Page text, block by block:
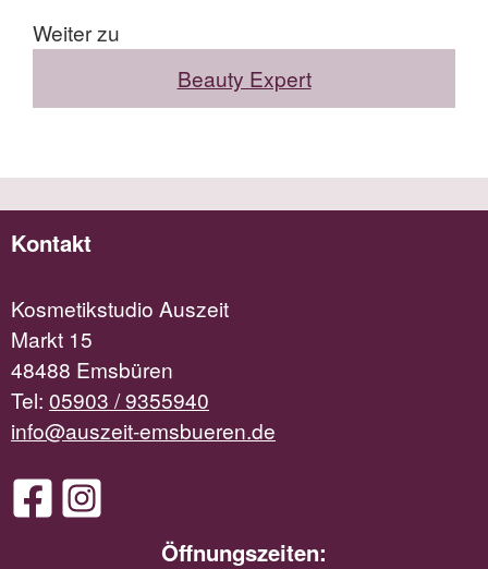
Weiter zu
Beauty Expert
Kontakt
Kosmetikstudio Auszeit
Markt 15
48488 Emsbüren
Tel: 05903 / 9355940
info@auszeit-emsbueren.de
Öffnungszeiten: